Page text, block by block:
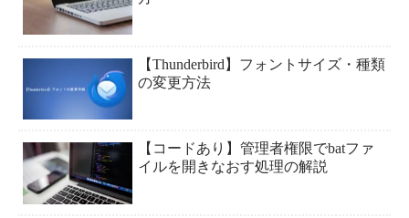
【Thunderbird】フォントサイズ・種類
の変更方法
【コードあり】管理者権限でbatファ
イルを開きなおす処理の解説